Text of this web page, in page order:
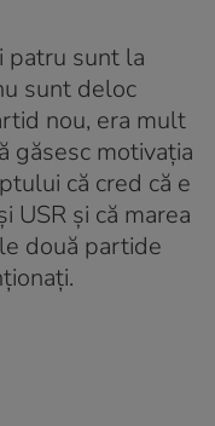
patru sunt la
sunt deloc
nou, era mult
găsesc motivația
că cred că e
USR și că marea
două partide